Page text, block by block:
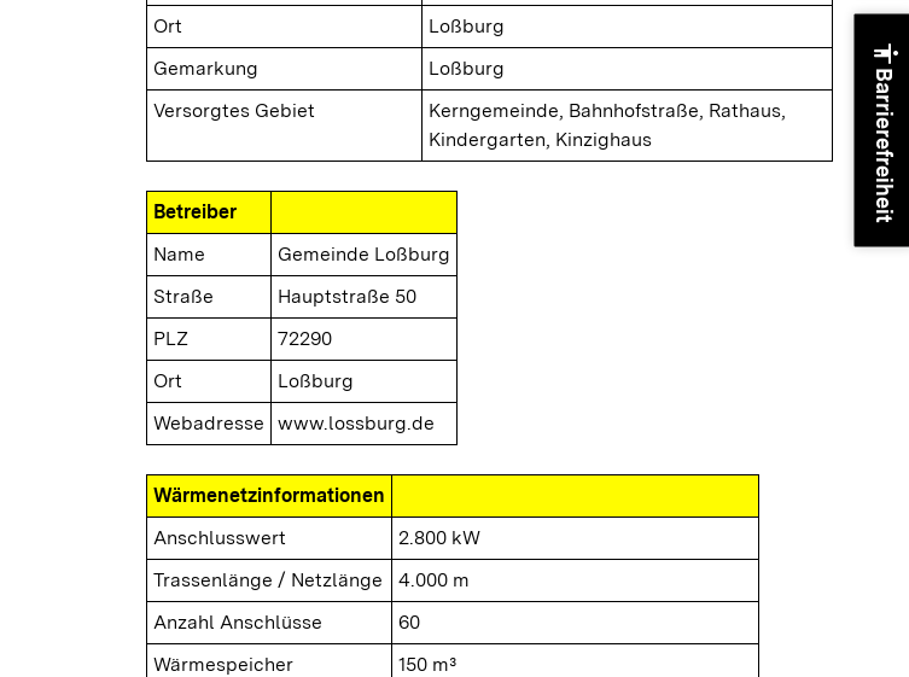
Ort
Loßburg
Gemarkung
Loßburg
Versorgtes Gebiet
Kerngemeinde, Bahnhofstraße, Rathaus,
Kindergarten, Kinzighaus
Betreiber
Name
Gemeinde Loßburg
Straße
Hauptstraße 50
PLZ
72290
Ort
Loßburg
Webadresse
www.lossburg.de
Wärmenetzinformationen
Anschlusswert
2.800 kW
Trassenlänge / Netzlänge
4.000 m
Anzahl Anschlüsse
60
Wärmespeicher
150 m³
accessibility
Barrierefreiheit